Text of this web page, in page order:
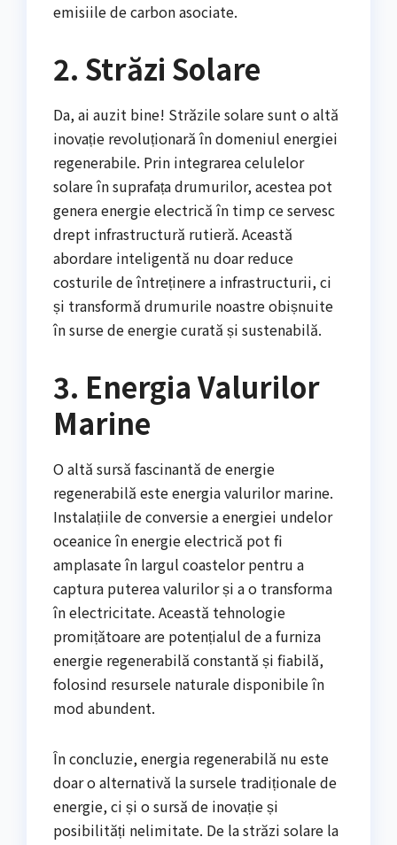
emisiile de carbon asociate.
2. Străzi Solare
Da, ai auzit bine! Străzile solare sunt o altă
inovație revoluționară în domeniul energiei
regenerabile. Prin integrarea celulelor
solare în suprafața drumurilor, acestea pot
genera energie electrică în timp ce servesc
drept infrastructură rutieră. Această
abordare inteligentă nu doar reduce
costurile de întreținere a infrastructurii, ci
și transformă drumurile noastre obișnuite
în surse de energie curată și sustenabilă.
3. Energia Valurilor
Marine
O altă sursă fascinantă de energie
regenerabilă este energia valurilor marine.
Instalațiile de conversie a energiei undelor
oceanice în energie electrică pot fi
amplasate în largul coastelor pentru a
captura puterea valurilor și a o transforma
în electricitate. Această tehnologie
promițătoare are potențialul de a furniza
energie regenerabilă constantă și fiabilă,
folosind resursele naturale disponibile în
mod abundent.
În concluzie, energia regenerabilă nu este
doar o alternativă la sursele tradiționale de
energie, ci și o sursă de inovație și
posibilități nelimitate. De la străzi solare la